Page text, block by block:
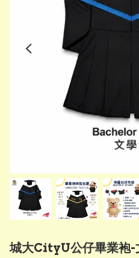
城大CityU公仔畢業袍-